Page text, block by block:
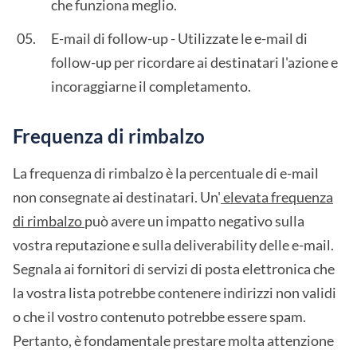
che funziona meglio.
E-mail di follow-up - Utilizzate le e-mail di
follow-up per ricordare ai destinatari l'azione e
incoraggiarne il completamento.
Frequenza di rimbalzo
La frequenza di rimbalzo è la percentuale di e-mail
non consegnate ai destinatari. Un'elevata frequenza
di rimbalzopuò avere un impatto negativo sulla
vostra reputazione e sulla deliverability delle e-mail.
Segnala ai fornitori di servizi di posta elettronica che
la vostra lista potrebbe contenere indirizzi non validi
o che il vostro contenuto potrebbe essere spam.
Pertanto, è fondamentale prestare molta attenzione